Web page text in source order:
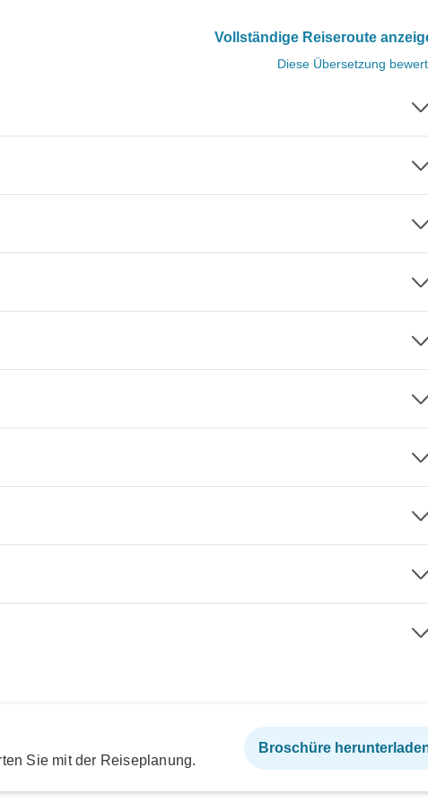
Vollständige Reiseroute
Diese Übersetzung
Sie mit der Reiseplanung.
Broschüre